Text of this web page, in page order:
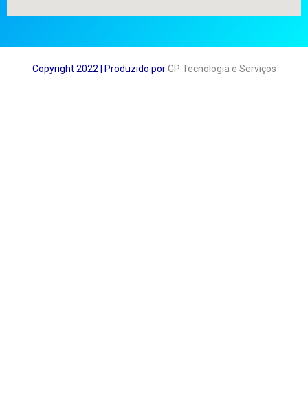
Copyright 2022 | Produzido por GP Tecnologia e Serviços